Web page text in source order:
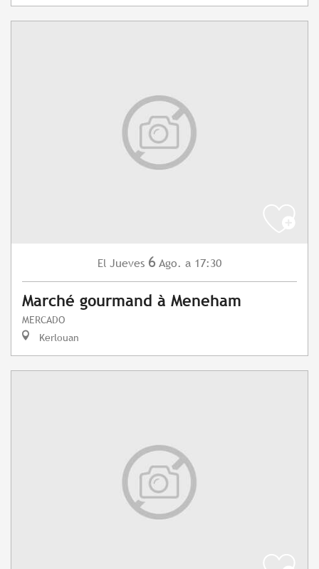
El Jueves 6 Ago. a 17:30
Marché gourmand à Meneham
MERCADO
Kerlouan